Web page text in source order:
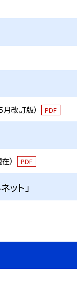
改訂版） PDF
） PDF
ット」